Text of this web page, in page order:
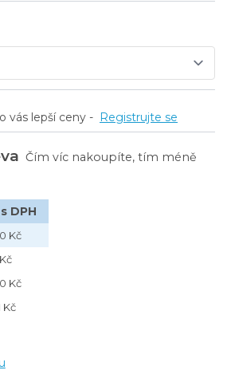
vás lepší ceny - Registrujte se
Čím víc nakoupíte, tím méně
DPH
Kč
Kč
Kč